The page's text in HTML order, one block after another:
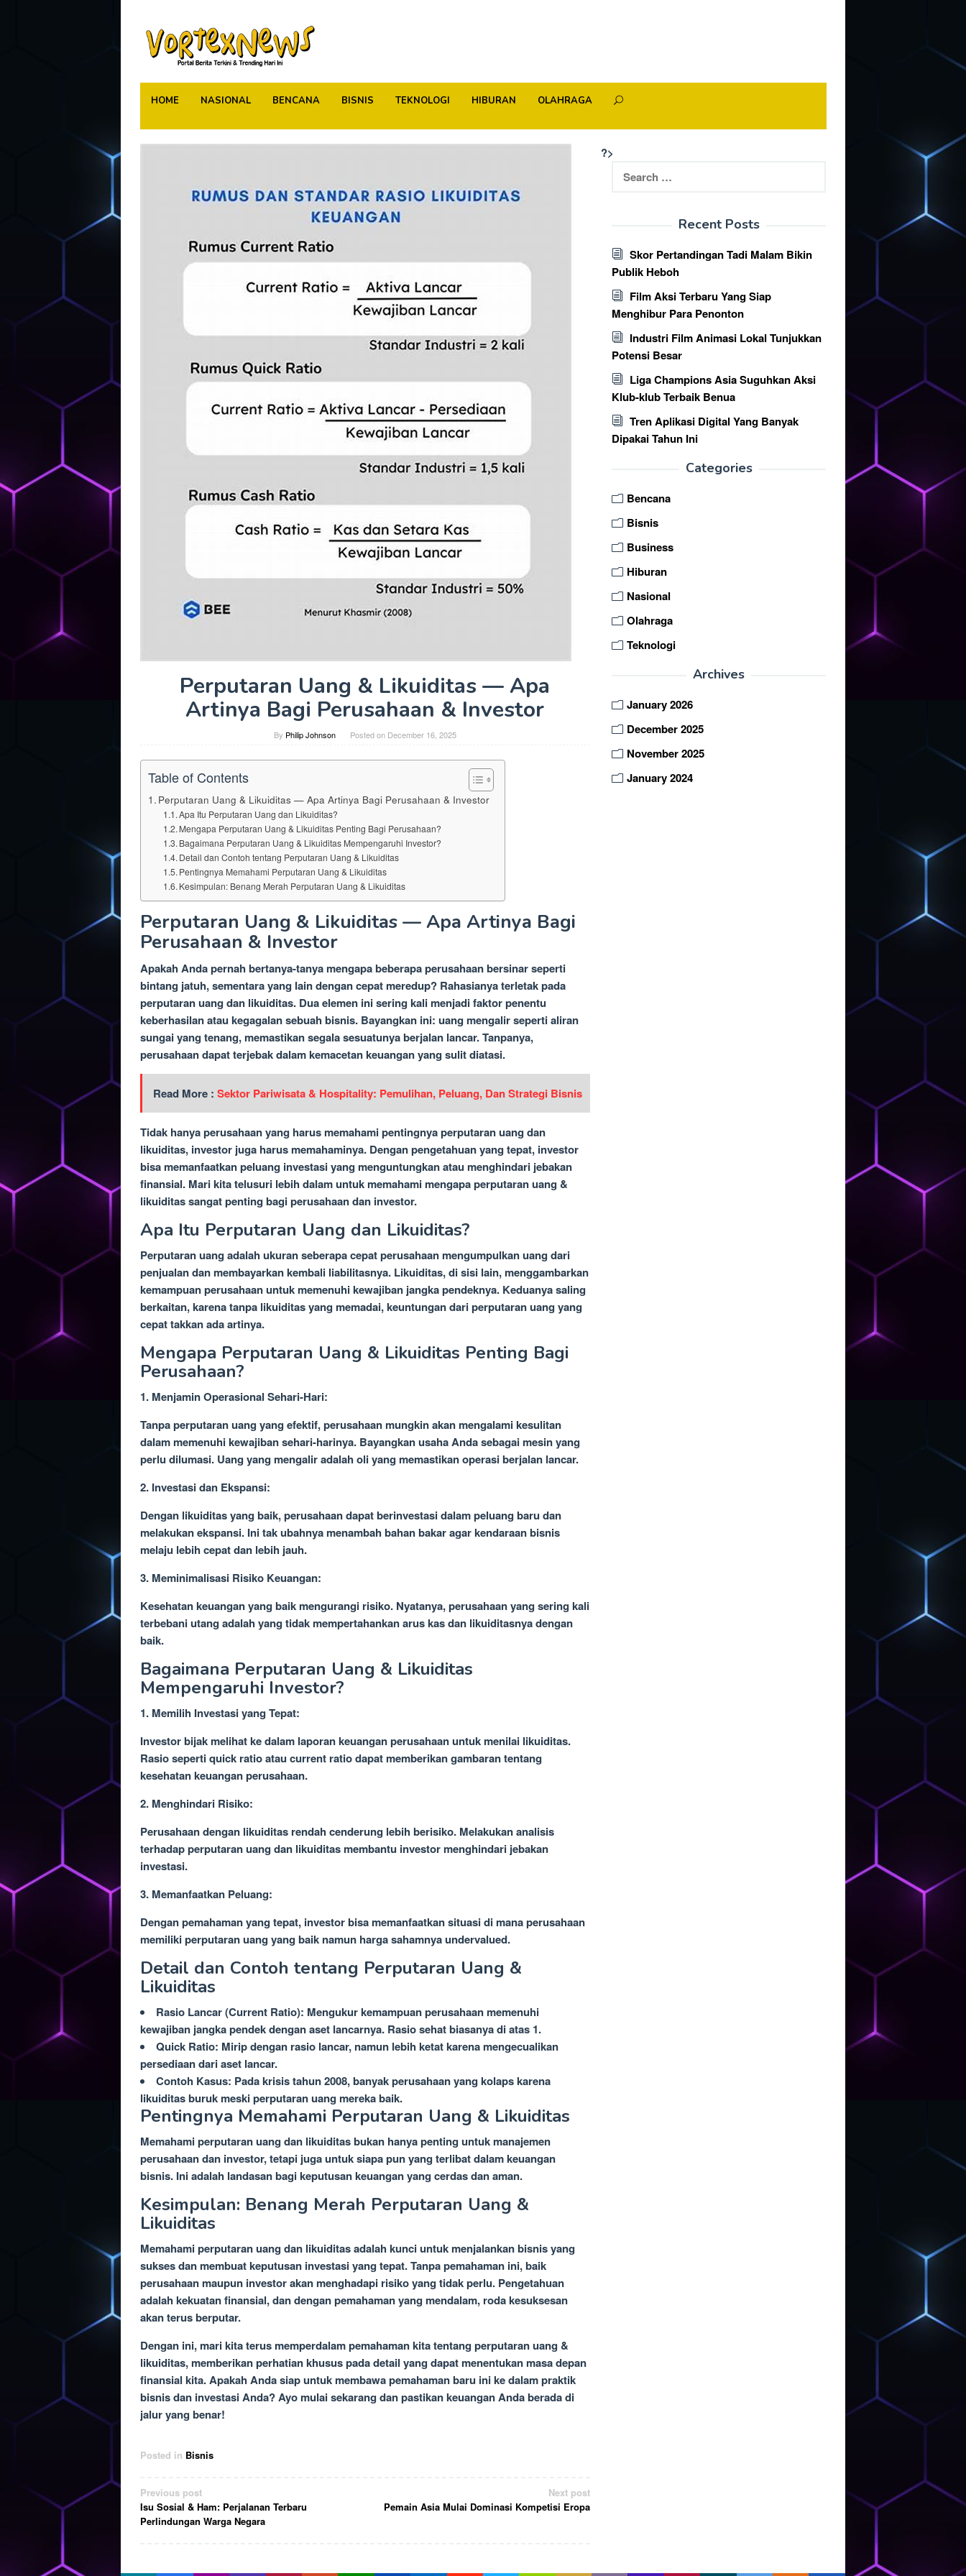
content
HOME NASIONAL BENCANA BISNIS TEKNOLOGI HIBURAN OLAHRAGA
?>
Perputaran Uang & Likuiditas — Apa
Artinya Bagi Perusahaan & Investor
By Philip Johnson Posted on December 16, 2025
Table of Contents
Perputaran Uang & Likuiditas — Apa Artinya Bagi Perusahaan & Investor
Apa Itu Perputaran Uang dan Likuiditas?
Mengapa Perputaran Uang & Likuiditas Penting Bagi Perusahaan?
Bagaimana Perputaran Uang & Likuiditas Mempengaruhi Investor?
Detail dan Contoh tentang Perputaran Uang & Likuiditas
Pentingnya Memahami Perputaran Uang & Likuiditas
Kesimpulan: Benang Merah Perputaran Uang & Likuiditas
Perputaran Uang & Likuiditas — Apa Artinya Bagi
Perusahaan & Investor
Apakah Anda pernah bertanya-tanya mengapa beberapa perusahaan bersinar seperti
bintang jatuh, sementara yang lain dengan cepat meredup? Rahasianya terletak pada
perputaran uang dan likuiditas. Dua elemen ini sering kali menjadi faktor penentu
keberhasilan atau kegagalan sebuah bisnis. Bayangkan ini: uang mengalir seperti aliran
sungai yang tenang, memastikan segala sesuatunya berjalan lancar. Tanpanya,
perusahaan dapat terjebak dalam kemacetan keuangan yang sulit diatasi.
Read More : Sektor Pariwisata & Hospitality: Pemulihan, Peluang, Dan Strategi Bisnis
Tidak hanya perusahaan yang harus memahami pentingnya perputaran uang dan
likuiditas, investor juga harus memahaminya. Dengan pengetahuan yang tepat, investor
bisa memanfaatkan peluang investasi yang menguntungkan atau menghindari jebakan
finansial. Mari kita telusuri lebih dalam untuk memahami mengapa perputaran uang &
likuiditas sangat penting bagi perusahaan dan investor.
Apa Itu Perputaran Uang dan Likuiditas?
Perputaran uang adalah ukuran seberapa cepat perusahaan mengumpulkan uang dari
penjualan dan membayarkan kembali liabilitasnya. Likuiditas, di sisi lain, menggambarkan
kemampuan perusahaan untuk memenuhi kewajiban jangka pendeknya. Keduanya saling
berkaitan, karena tanpa likuiditas yang memadai, keuntungan dari perputaran uang yang
cepat takkan ada artinya.
Mengapa Perputaran Uang & Likuiditas Penting Bagi
Perusahaan?
1. Menjamin Operasional Sehari-Hari:
Tanpa perputaran uang yang efektif, perusahaan mungkin akan mengalami kesulitan
dalam memenuhi kewajiban sehari-harinya. Bayangkan usaha Anda sebagai mesin yang
perlu dilumasi. Uang yang mengalir adalah oli yang memastikan operasi berjalan lancar.
2. Investasi dan Ekspansi:
Dengan likuiditas yang baik, perusahaan dapat berinvestasi dalam peluang baru dan
melakukan ekspansi. Ini tak ubahnya menambah bahan bakar agar kendaraan bisnis
melaju lebih cepat dan lebih jauh.
3. Meminimalisasi Risiko Keuangan:
Kesehatan keuangan yang baik mengurangi risiko. Nyatanya, perusahaan yang sering kali
terbebani utang adalah yang tidak mempertahankan arus kas dan likuiditasnya dengan
baik.
Bagaimana Perputaran Uang & Likuiditas
Mempengaruhi Investor?
1. Memilih Investasi yang Tepat:
Investor bijak melihat ke dalam laporan keuangan perusahaan untuk menilai likuiditas.
Rasio seperti quick ratio atau current ratio dapat memberikan gambaran tentang
kesehatan keuangan perusahaan.
2. Menghindari Risiko:
Perusahaan dengan likuiditas rendah cenderung lebih berisiko. Melakukan analisis
terhadap perputaran uang dan likuiditas membantu investor menghindari jebakan
investasi.
3. Memanfaatkan Peluang:
Dengan pemahaman yang tepat, investor bisa memanfaatkan situasi di mana perusahaan
memiliki perputaran uang yang baik namun harga sahamnya undervalued.
Detail dan Contoh tentang Perputaran Uang &
Likuiditas
Rasio Lancar (Current Ratio): Mengukur kemampuan perusahaan memenuhi
kewajiban jangka pendek dengan aset lancarnya. Rasio sehat biasanya di atas 1.
Quick Ratio: Mirip dengan rasio lancar, namun lebih ketat karena mengecualikan
persediaan dari aset lancar.
Contoh Kasus: Pada krisis tahun 2008, banyak perusahaan yang kolaps karena
likuiditas buruk meski perputaran uang mereka baik.
Pentingnya Memahami Perputaran Uang & Likuiditas
Memahami perputaran uang dan likuiditas bukan hanya penting untuk manajemen
perusahaan dan investor, tetapi juga untuk siapa pun yang terlibat dalam keuangan
bisnis. Ini adalah landasan bagi keputusan keuangan yang cerdas dan aman.
Kesimpulan: Benang Merah Perputaran Uang &
Likuiditas
Memahami perputaran uang dan likuiditas adalah kunci untuk menjalankan bisnis yang
sukses dan membuat keputusan investasi yang tepat. Tanpa pemahaman ini, baik
perusahaan maupun investor akan menghadapi risiko yang tidak perlu. Pengetahuan
adalah kekuatan finansial, dan dengan pemahaman yang mendalam, roda kesuksesan
akan terus berputar.
Dengan ini, mari kita terus memperdalam pemahaman kita tentang perputaran uang &
likuiditas, memberikan perhatian khusus pada detail yang dapat menentukan masa depan
finansial kita. Apakah Anda siap untuk membawa pemahaman baru ini ke dalam praktik
bisnis dan investasi Anda? Ayo mulai sekarang dan pastikan keuangan Anda berada di
jalur yang benar!
Posted in Bisnis
Post
navigation
Previous post
Isu Sosial & Ham: Perjalanan Terbaru
Perlindungan Warga Negara
Next post
Pemain Asia Mulai Dominasi Kompetisi Eropa
for:
Recent Posts
Skor Pertandingan Tadi Malam Bikin
Publik Heboh
Film Aksi Terbaru Yang Siap
Menghibur Para Penonton
Industri Film Animasi Lokal Tunjukkan
Potensi Besar
Liga Champions Asia Suguhkan Aksi
Klub-klub Terbaik Benua
Tren Aplikasi Digital Yang Banyak
Dipakai Tahun Ini
Categories
Bencana
Bisnis
Business
Hiburan
Nasional
Olahraga
Teknologi
Archives
January 2026
December 2025
November 2025
January 2024